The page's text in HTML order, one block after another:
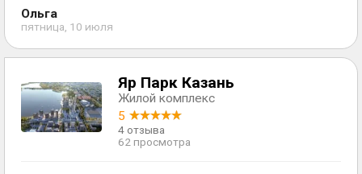
Ольга
пятница, 10 июля
Яр Парк Казань
Жилой комплекс
5
4 отзыва
62 просмотра